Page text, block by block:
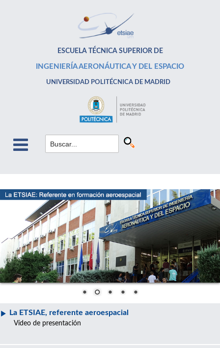
ESCUELA TÉCNICA SUPERIOR DE
INGENIERÍA AERONÁUTICA Y DEL ESPACIO
UNIVERSIDAD POLITÉCNICA DE MADRID
La ETSIAE, referente aeroespacial
Vídeo de presentación